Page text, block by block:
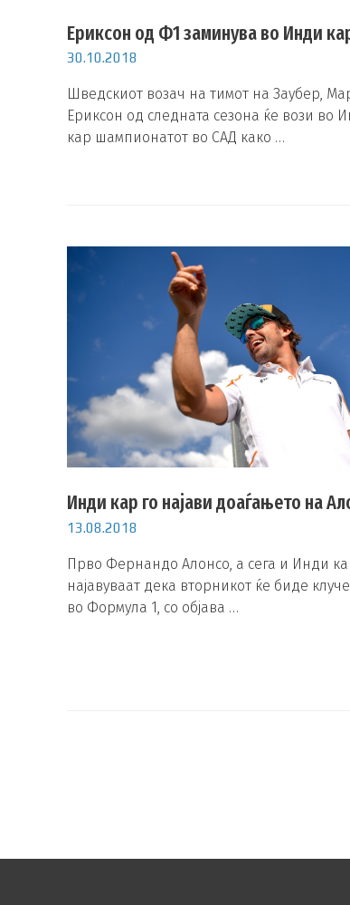
Ериксон од Ф1 заминува во Инди
30.10.2018
Шведскиот возач на тимот на Заубер,
Ериксон од следната сезона ќе вози во
кар шампионатот во САД како …
Инди кар го најави доаѓањето на
13.08.2018
Прво Фернандо Алонсо, а сега и Инди
најавуваат дека вторникот ќе биде
во Формула 1, со објава …